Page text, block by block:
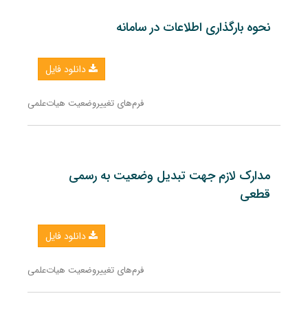
نحوه بارگذاری اطلاعات در سامانه
دانلود فایل
فرم‌های تغییروضعیت هیات‌علمی
مدارک لازم جهت تبدیل وضعیت به رسمی
قطعی
دانلود فایل
فرم‌های تغییروضعیت هیات‌علمی